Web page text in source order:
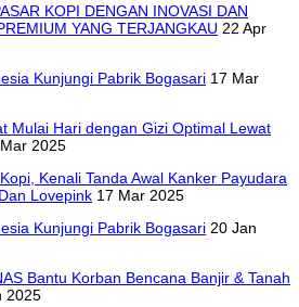
KOPI DENGAN INOVASI DAN
YANG TERJANGKAU 22 Apr
Kunjungi Pabrik Bogasari 17 Mar
Mulai Hari dengan Gizi Optimal Lewat
2025
Kenali Tanda Awal Kanker Payudara
Lovepink 17 Mar 2025
Kunjungi Pabrik Bogasari 20 Jan
Bantu Korban Bencana Banjir & Tanah
2025